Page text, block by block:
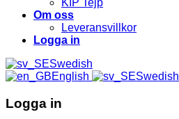
KIP Tejp
Om oss
Leveransvillkor
Logga in
Swedish
English
Swedish
Logga in